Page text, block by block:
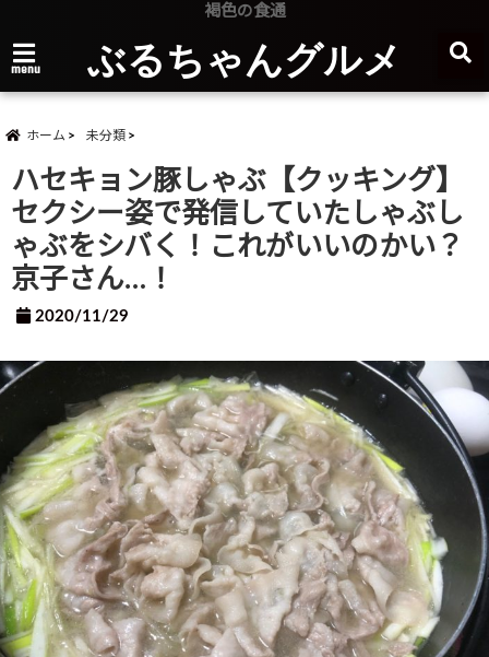
褐色の食通
menu ぶるちゃんグルメ
ホーム 未分類
ハセキョン豚しゃぶ【クッキング】
セクシー姿で発信していたしゃぶし
ゃぶをシバく！これがいいのかい？
京子さん…！
2020/11/29